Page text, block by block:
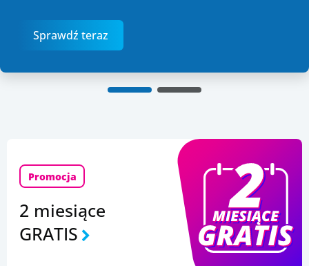
Sprawdź teraz
Promocja
2 miesiące
GRATIS